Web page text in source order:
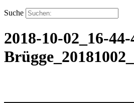
Suche
2018-10-02_16-